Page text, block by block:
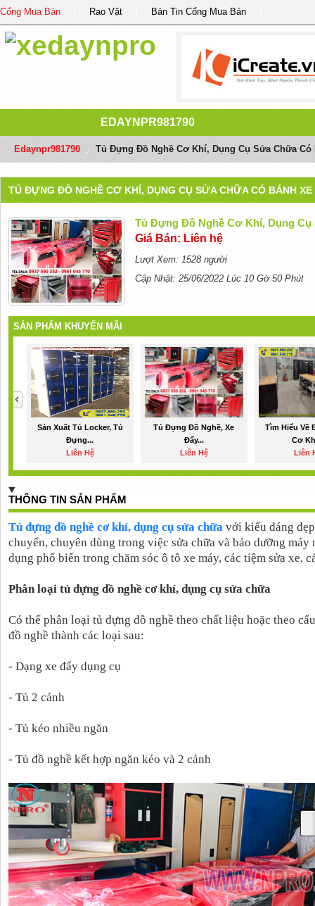
Cổng Mua Bán Rao Vặt Bản Tin Cổng Mua Bán
EDAYNPR981790
Edaynpr981790 Tủ Đựng Đồ Nghề Cơ Khí, Dụng Cụ Sửa Chữa Có
TỦ ĐỰNG ĐỒ NGHỀ CƠ KHÍ, DỤNG CỤ SỬA CHỮA CÓ BÁNH XE
Tủ Đựng Đồ Nghề Cơ Khí, Dụng Cụ
Giá Bán: Liên hệ
Lượt Xem: 1528 người
Cập Nhật: 25/06/2022 Lúc 10 Gờ 50 Phút
SẢN PHẨM KHUYẾN MÃI
Sản Xuất Tủ Locker, Tủ
Đựng...
Liên Hệ
Tủ Đựng Đồ Nghề, Xe
Đẩy...
Liên Hệ
Tìm Hiểu Về
Cơ
Liên
THÔNG TIN SẢN PHẨM
Tủ đựng đồ nghề cơ khí, dụng cụ sửa chữa với kiểu dáng
chuyển, chuyên dùng trong việc sửa chữa và bảo dưỡng máy
dụng phổ biến trong chăm sóc ô tô xe máy, các tiệm sửa xe,
Phân loại tủ đựng đồ nghề cơ khí, dụng cụ sửa chữa
Có thể phân loại tủ đựng đồ nghề theo chất liệu hoặc theo
đồ nghề thành các loại sau:
- Dạng xe đẩy dụng cụ
- Tủ 2 cánh
- Tủ kéo nhiều ngăn
- Tủ đồ nghề kết hợp ngăn kéo và 2 cánh